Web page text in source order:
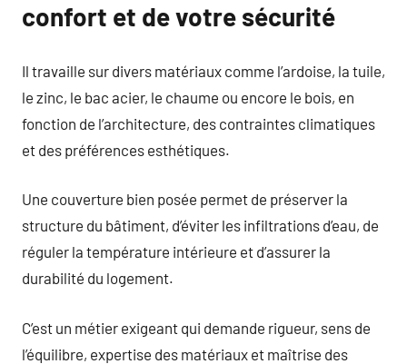
confort et de votre sécurité
Il travaille sur divers matériaux comme l’ardoise, la tuile,
le zinc, le bac acier, le chaume ou encore le bois, en
fonction de l’architecture, des contraintes climatiques
et des préférences esthétiques.
Une couverture bien posée permet de préserver la
structure du bâtiment, d’éviter les infiltrations d’eau, de
réguler la température intérieure et d’assurer la
durabilité du logement.
C’est un métier exigeant qui demande rigueur, sens de
l’équilibre, expertise des matériaux et maîtrise des